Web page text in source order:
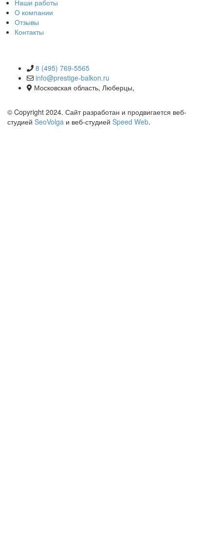
Наши работы
О компании
Отзывы
Контакты
8 (495) 769-5565
info@prestige-balkon.ru
Московская область, Люберцы,
© Copyright 2024. Сайт разработан и продвигается веб-
студией SeoVolga и веб-студией Speed Web.